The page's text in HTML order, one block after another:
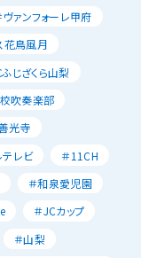
ヴァンフォーレ甲府
花鳥風月
ふじざくら山梨
吹奏楽部
光寺
テレビ
＃11CH
＃和泉愛児園
＃JCカップ
＃山梨